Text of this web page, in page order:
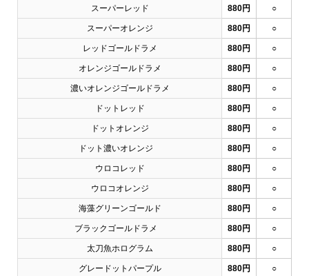
スーパーレッド 880円 ○
スーパーオレンジ 880円 ○
レッドゴールドラメ 880円 ○
オレンジゴールドラメ 880円 ○
濃いオレンジゴールドラメ 880円 ○
ドットレッド 880円 ○
ドットオレンジ 880円 ○
ドット濃いオレンジ 880円 ○
ウロコレッド 880円 ○
ウロコオレンジ 880円 ○
海藻グリーンゴールド 880円 ○
ブラックゴールドラメ 880円 ○
太刀魚ホログラム 880円 ○
グレードットパープル 880円 ○